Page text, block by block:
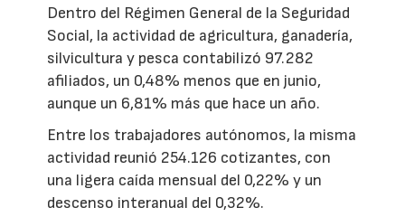
Dentro del Régimen General de la Seguridad
Social, la actividad de agricultura, ganadería,
silvicultura y pesca contabilizó 97.282
afiliados, un 0,48% menos que en junio,
aunque un 6,81% más que hace un año.
Entre los trabajadores autónomos, la misma
actividad reunió 254.126 cotizantes, con
una ligera caída mensual del 0,22% y un
descenso interanual del 0,32%.